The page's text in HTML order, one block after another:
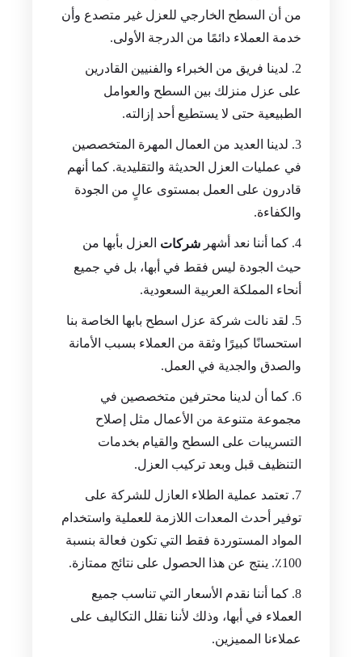
من أن السطح الخارجي للعزل غير متصدع وأن
خدمة العملاء دائمًا من الدرجة الأولى.
لدينا فريق من الخبراء والفنيين القادرين
على عزل منزلك بين السطح والعوامل
الطبيعية حتى لا يستطيع أحد إزالته.
لدينا العديد من العمال المهرة المتخصصين
في عمليات العزل الحديثة والتقليدية. كما أنهم
قادرون على العمل بمستوى عالٍ من الجودة
والكفاءة.
كما أننا نعد أشهر شركات العزل بأبها من
حيث الجودة ليس فقط في أبها، بل في جميع
أنحاء المملكة العربية السعودية.
لقد نالت شركة عزل اسطح بابها الخاصة بنا
استحسانًا كبيرًا وثقة من العملاء بسبب الأمانة
والصدق والجدية في العمل.
كما أن لدينا محترفين متخصصين في
مجموعة متنوعة من الأعمال مثل إصلاح
التسريبات على السطح والقيام بخدمات
التنظيف قبل وبعد تركيب العزل.
تعتمد عملية الطلاء العازل للشركة على
توفير أحدث المعدات اللازمة للعملية واستخدام
المواد المستوردة فقط التي تكون فعالة بنسبة
100٪. ينتج عن هذا الحصول على نتائج ممتازة.
كما أننا نقدم الأسعار التي تناسب جميع
العملاء في أبها، وذلك لأننا نقلل التكاليف على
عملاءنا المميزين.